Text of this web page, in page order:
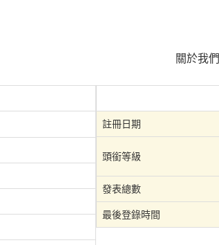
關於我們
註冊日期
頭銜等級
發表總數
最後登錄時間